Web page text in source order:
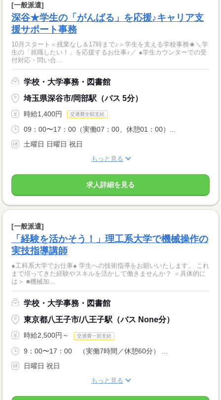
[一般派遣]
深谷★学生の「がんばる」を応援♪キャリア支
援サポート事務
10月スタート＜残業なし＆17時まで♪＞学生を支える学校事務★＼学
生の「就職したい！」を応援するお仕事♪／ ●学生カウンターでの受
付対応・問い合...
学校・大学事務・図書館
埼玉県深谷市/岡部駅（バス 5分）
時給1,400円 交通費全額支給
09：00〜17：00（実働07：00、休憩01：00）...
土曜日 日曜日 祝日
もっと見る
求人詳細を見る
[一般派遣]
「経験を活かそう！」理工系大学で機械操作の
実技指導講師
●工科系大学でお仕事● 学生への技術指導をお願いいたします。 これ
まで培ってきた経験やスキルを活かして働きませんか？ ＜具体的に
は＞ ■機械加...
学校・大学事務・図書館
東京都八王子市/八王子駅（バス None分）
時給2,500円～ 交通費一部支給
9：00〜17：00 （実働7時間／休憩60分） ...
日曜日 祝日
もっと見る